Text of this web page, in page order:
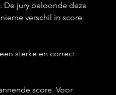
De jury beloonde deze
verschil in score
sterke en correct
score. Voor